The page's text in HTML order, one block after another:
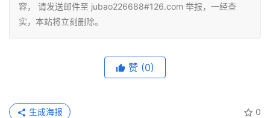
容， 请发送邮件至 jubao226688#126.com 举报，一经查
实，本站将立刻删除。
赞 (0)
0
生成海报